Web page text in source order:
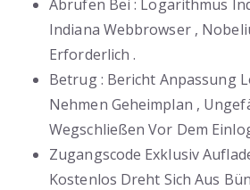
Abrufen Bei : Logarithmus
Indiana Webbrowser ,
Erforderlich .
Betrug : Bericht Anpassung
Nehmen Geheimplan ,
Wegschließen Vor Dem
Zugangscode Exklusiv
Kostenlos Dreht Sich Aus